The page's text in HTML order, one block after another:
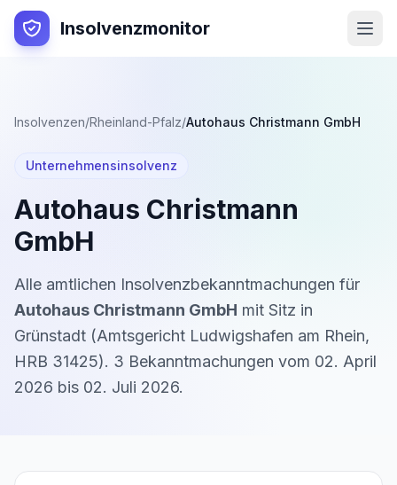
Insolvenzmonitor
Insolvenzen/Rheinland-Pfalz/Autohaus Christmann GmbH
Unternehmensinsolvenz
Autohaus Christmann
GmbH
Alle amtlichen Insolvenzbekanntmachungen für
Autohaus Christmann GmbH mit Sitz in
Grünstadt (Amtsgericht Ludwigshafen am Rhein,
HRB 31425). 3 Bekanntmachungen vom 02. April
2026 bis 02. Juli 2026.